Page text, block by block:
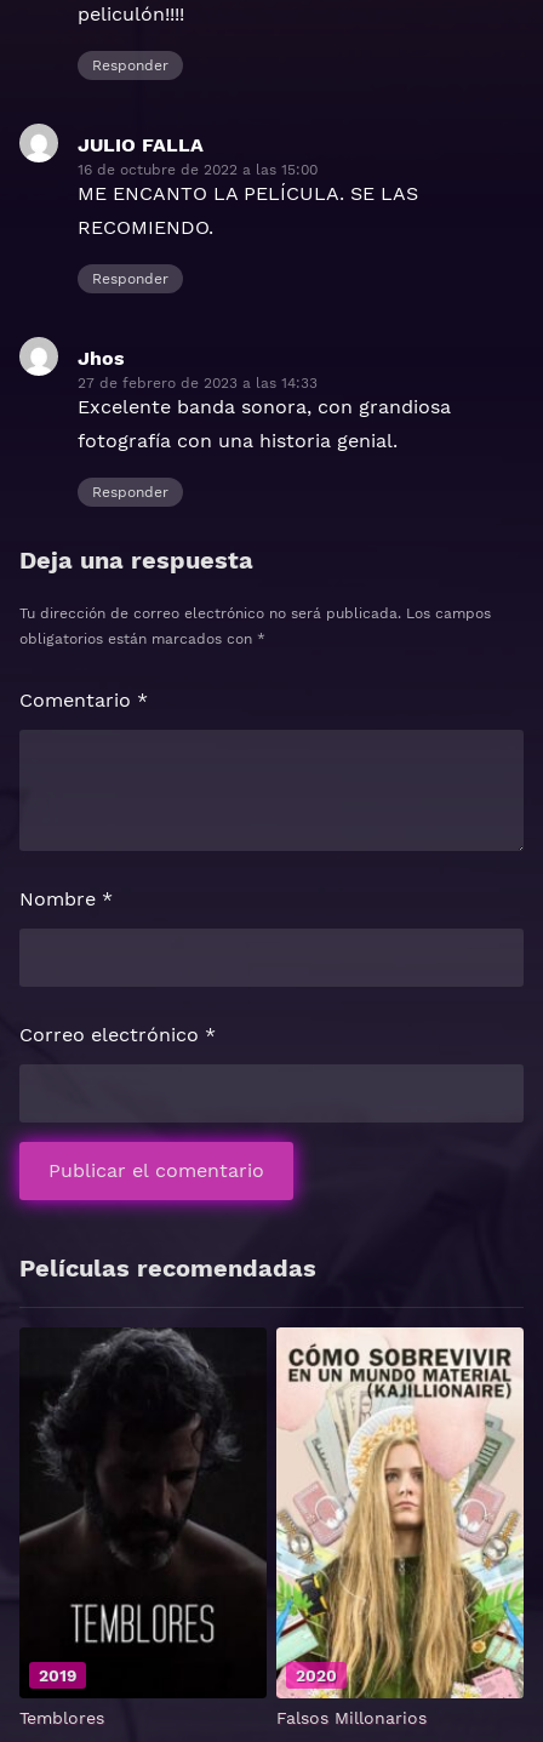
peliculón!!!!
Responder
JULIO FALLA
16 de octubre de 2022 a las 15:00
ME ENCANTO LA PELÍCULA. SE LAS
RECOMIENDO.
Responder
Jhos
27 de febrero de 2023 a las 14:33
Excelente banda sonora, con grandiosa
fotografía con una historia genial.
Responder
Deja una respuesta
Tu dirección de correo electrónico no será publicada. Los campos
obligatorios están marcados con *
Comentario *
Nombre *
Correo electrónico *
Películas recomendadas
Temblores
2019
Falsos Millonarios
2020